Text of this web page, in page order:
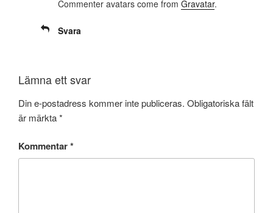
Commenter avatars come from Gravatar.
Svara
Lämna ett svar
Din e-postadress kommer inte publiceras. Obligatoriska fält
är märkta*
Kommentar*